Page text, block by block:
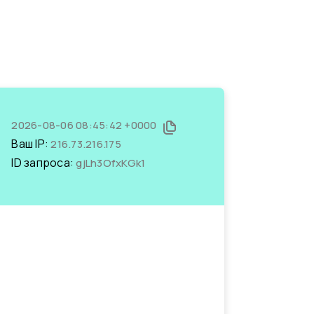
2026-08-06 08:45:42 +0000
Ваш IP:216.73.216.175
ID запроса:gjLh3OfxKGk1